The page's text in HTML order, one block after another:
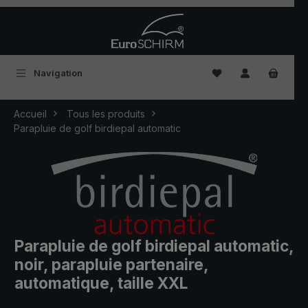
Navigation Vous avez 0
Accueil
Tous les produits
Parapluie de golf birdiepal automatic
Parapluie de golf birdiepal automatic,
noir, parapluie partenaire,
automatique, taille XXL